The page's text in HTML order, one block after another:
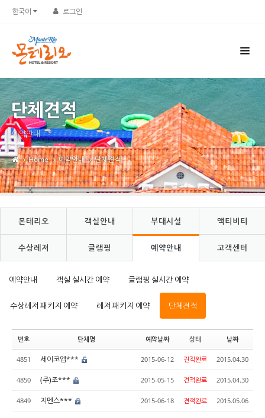
한국어 로그인
단체견적
예약안내
Home 예약안내 단체견적
몬테리오 객실안내 부대시설 액티비티
수상레저 글램핑 예약안내 고객센터
예약안내 객실 실시간 예약 글램핑 실시간 예약
수상레저 패키지 예약 레저 패키지 예약 단체견적
번호 단체명 예약날짜 상태 날짜
4851 세이코엡*** 2015-06-12 견적완료 2015.04.30
4850 (주)조*** 2015-05-15 견적완료 2015.04.30
4849 지멘스*** 2015-06-18 견적완료 2015.05.06
Sketchbook5, 스케치북5